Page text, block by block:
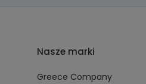
Nasze marki
Greece Company